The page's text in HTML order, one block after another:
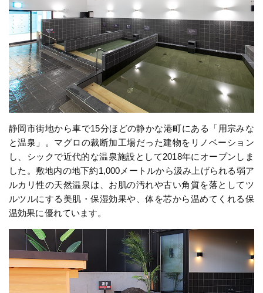
静岡市街地から車で15分ほどの静かな港町にある「用宗みな
と温泉」。マグロの裁断加工場だった建物をリノベーション
し、シックで近代的な温泉施設として2018年にオープンしま
した。敷地内の地下約1,000メートルから汲み上げられる弱ア
ルカリ性の天然温泉は、お肌の汚れや古い角質を落としてツ
ルツルにする美肌・保湿効果や、体を芯から温めてくれる保
温効果に優れています。